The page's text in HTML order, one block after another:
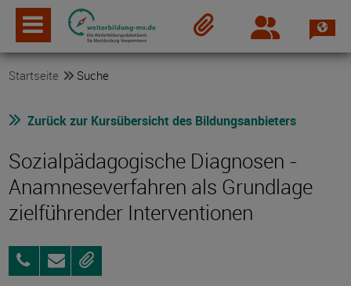
Login
Startseite Suche
Zurück zur Kursübersicht des Bildungsanbieters
Sozialpädagogische Diagnosen -
Anamneseverfahren als Grundlage
zielführender Interventionen
0395
5693-
AnfragenMerken